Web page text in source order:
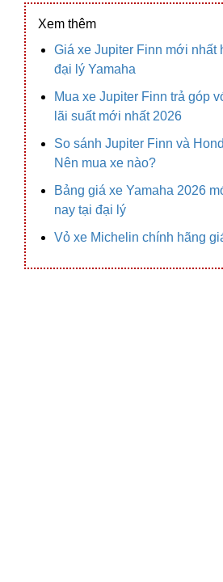
Xem thêm
Giá xe Jupiter Finn mới nhất
đại lý Yamaha
Mua xe Jupiter Finn trả góp
lãi suất mới nhất 2026
So sánh Jupiter Finn và
Nên mua xe nào?
Bảng giá xe Yamaha 2026
nay tại đại lý
Vỏ xe Michelin chính hãng